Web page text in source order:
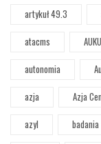
artykuł 49.3
atacms
autonomia
azja
Azja
azyl
badania